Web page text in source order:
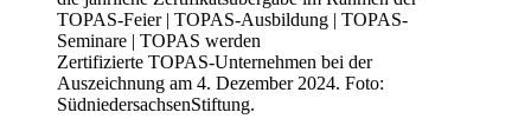
Zertifizierte TOPAS-Unternehmen bei der
Auszeichnung am 4. Dezember 2024. Foto:
SüdniedersachsenStiftung.